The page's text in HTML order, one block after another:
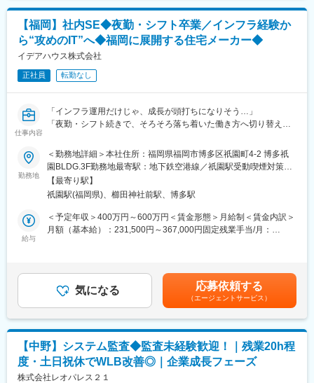
魅力ある住宅を販売し、お客様に喜んでいただけている証だと考
えます。
変更の範囲：会社の定める業務
（拠点ライフサイクル管理、DC管理、障害対応等）
・サーバー管理業務
（構築対応、閾値監視・対応業務、アップデート対応、EOL対応
等）
・セキュリティ管理業務
（SOC対応、啓蒙、アセスメント、対策）
■就業環境：
・グループ各社に先駆け、「残業20時間以下」を目標として、役
員自ら極力帰る動きを実践しています。
サリー休暇やステップ休暇といった休暇制度も導入しています。
■スターツグループについて
スターツGは国内88社のグループ会社を展開。「総合生活文化企
ど、お客様へ永続的にサービスを提供できるよう幅広い事業/サー
ビス展開を行う東証プライム上場企業です。グループのリソース
【福岡】社内SE◆夜勤・シフト卒業／インフラ経験か
ら“攻めのIT”へ◆福岡に展開する住宅メーカー◆
イデアハウス株式会社
正社員 転勤なし
仕事内容
「インフラ運用だけじゃ、成長が頭打ちになりそう…」
「夜勤・シフト続きで、そろそろ落ち着いた働き方へ切り替えた
「改善業務やベンダー折衝も経験し、次のキャリアに繋げたい」
そんなあなたへ。
★イデアハウスの社内SEは、“守るだけのIT”から、“仕組みで会社
を動かすIT”へ転換できるポジション。
★ネットワーク・サーバーなどのインフラ知識を軸に、改善企
画、ベンダー折衝、社内DXまで幅広く挑戦できます。
ります～
・サーバー／クラウド環境の保守
・PCセットアップ・キッティング
・社内ITトラブル対応
勤務地
＜勤務地詳細＞本社住所：福岡県福岡市博多区祇園町4-2 博多祇
園BLDG.3F勤務地最寄駅：地下鉄空港線／祇園駅受動喫煙対策：
屋内全面禁煙変更の範囲：会社の定める事業所
【最寄り駅】
祇園駅(福岡県)、櫛田神社前駅、博多駅
給与
＜予定年収＞400万円～600万円＜賃金形態＞月給制＜賃金内訳＞
月額（基本給）：231,500円～367,000円固定残業手当/月：
給：年1回■賞与実績：年2回賃金はあくまでも目安の金額であ
り、選考を通じて上下する可能性があります。月給(月額)は固定手
当を含めた表記です。
気になる 応募依頼する
（エージェントサービス）
【中野】システム監査◆監査未経験歓迎！｜残業20h程
度・土日祝休でWLB改善◎｜企業成長フェーズ
株式会社レオパレス２１